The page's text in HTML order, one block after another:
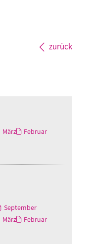
zurück
März
Februar
September
März
Februar